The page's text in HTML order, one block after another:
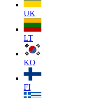
UK
LT
KO
FI